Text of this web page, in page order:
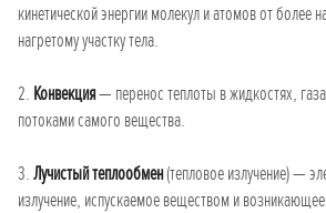
кинетической энергии молекул и атомов от более
нагретому участку тела.
2. Конвекция— перенос теплоты в жидкостях,
потоками самого вещества.
3.Лучистый теплообмен(тепловое излучение) —
излучение, испускаемое веществом и возникающее